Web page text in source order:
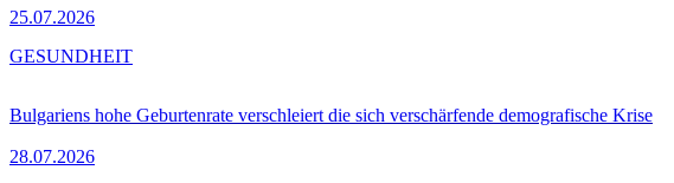
25.07.2026
Bulgariens hohe Geburtenrate verschleiert die sich verschärfende demografische Krise
28.07.2026
GESUNDHEIT